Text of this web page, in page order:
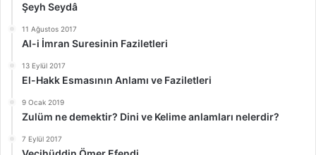
Şeyh Seydâ
11 Ağustos 2017
Al-i İmran Suresinin Faziletleri
13 Eylül 2017
El-Hakk Esmasının Anlamı ve Faziletleri
9 Ocak 2019
Zulüm ne demektir? Dini ve Kelime anlamları nelerdir?
7 Eylül 2017